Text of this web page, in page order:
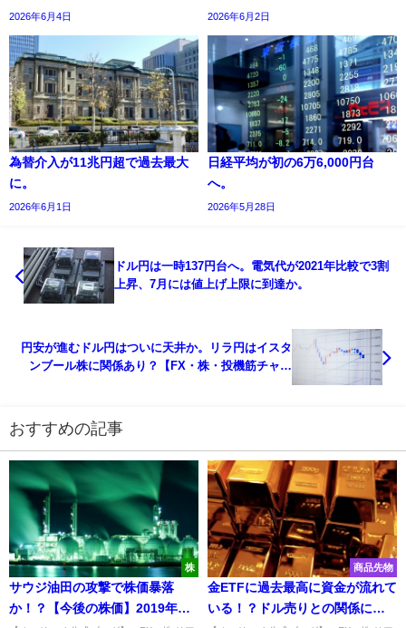
2026年6月4日 2026年6月2日
為替介入が11兆円超で過去最大
に。
2026年6月1日
日経平均が初の6万6,000円台
へ。
2026年5月28日
ドル円は一時137円台へ。電気代が2021年比較で3割
上昇、7月には値上げ上限に到達か。
円安が進むドル円はついに天井か。リラ円はイスタ
ンブール株に関係あり？【FX・株・投機筋チャー
おすすめの記事
株
サウジ油田の攻撃で株価暴落
か！？【今後の株価】2019年の
商品先物
金ETFに過去最高に資金が流れて
いる！？ドル売りとの関係につ